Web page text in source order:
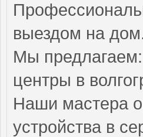
выездом на
Мы
центры в
Наши мастера
устройства в